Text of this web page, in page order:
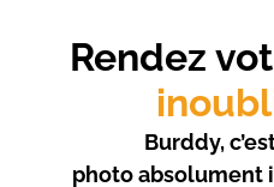
Rendez
Burddy,
photo absolument